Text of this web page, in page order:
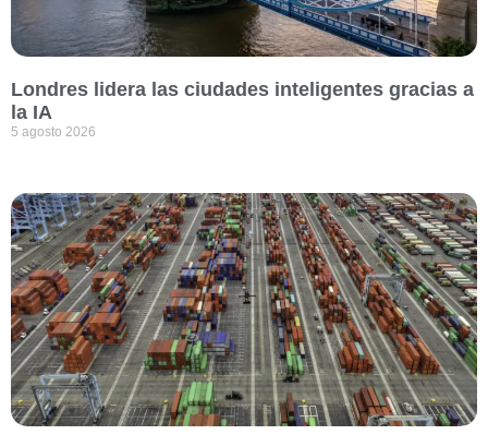
Londres lidera las ciudades inteligentes gracias a
la IA
5 agosto 2026